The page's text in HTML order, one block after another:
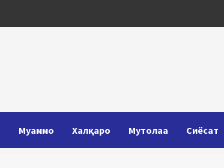
Муаммо Халқаро Мутолаа Сиёсат